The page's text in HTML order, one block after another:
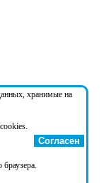
хранимые на
Согласен